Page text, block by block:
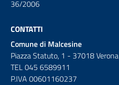
36/2006
CONTATTI
Comune di Malcesine
Piazza Statuto, 1 - 37018 Verona
TEL 045 6589911
P.IVA 00601160237